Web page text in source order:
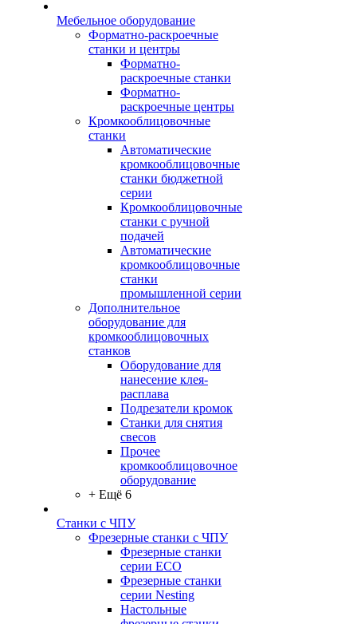
Мебельное оборудование
Форматно-раскроечные
станки и центры
Форматно-
раскроечные станки
Форматно-
раскроечные центры
Кромкооблицовочные
станки
Автоматические
кромкооблицовочные
станки бюджетной
серии
Кромкооблицовочные
станки с ручной
подачей
Автоматические
кромкооблицовочные
станки
промышленной серии
Дополнительное
оборудование для
кромкооблицовочных
станков
Оборудование для
нанесение клея-
расплава
Подрезатели кромок
Станки для снятия
свесов
Прочее
кромкооблицовочное
оборудование
+ Ещё 6
Станки с ЧПУ
Фрезерные станки с ЧПУ
Фрезерные станки
серии ECO
Фрезерные станки
серии Nesting
Настольные